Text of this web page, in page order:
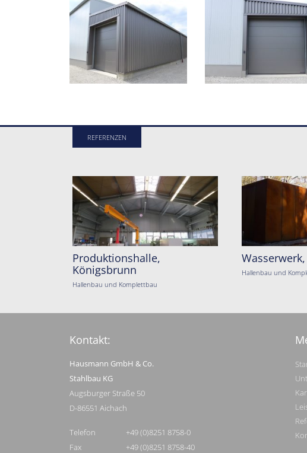
REFERENZEN
Produktionshalle,
Königsbrunn
Hallenbau und Komplettbau
Hallenbau und
Kontakt:
Hausmann GmbH & Co.
Stahlbau KG
Augsburger Straße 50
D-86551 Aichach
Telefon
Fax
+49 (0)8251 8758-0
+49 (0)8251 8758-40